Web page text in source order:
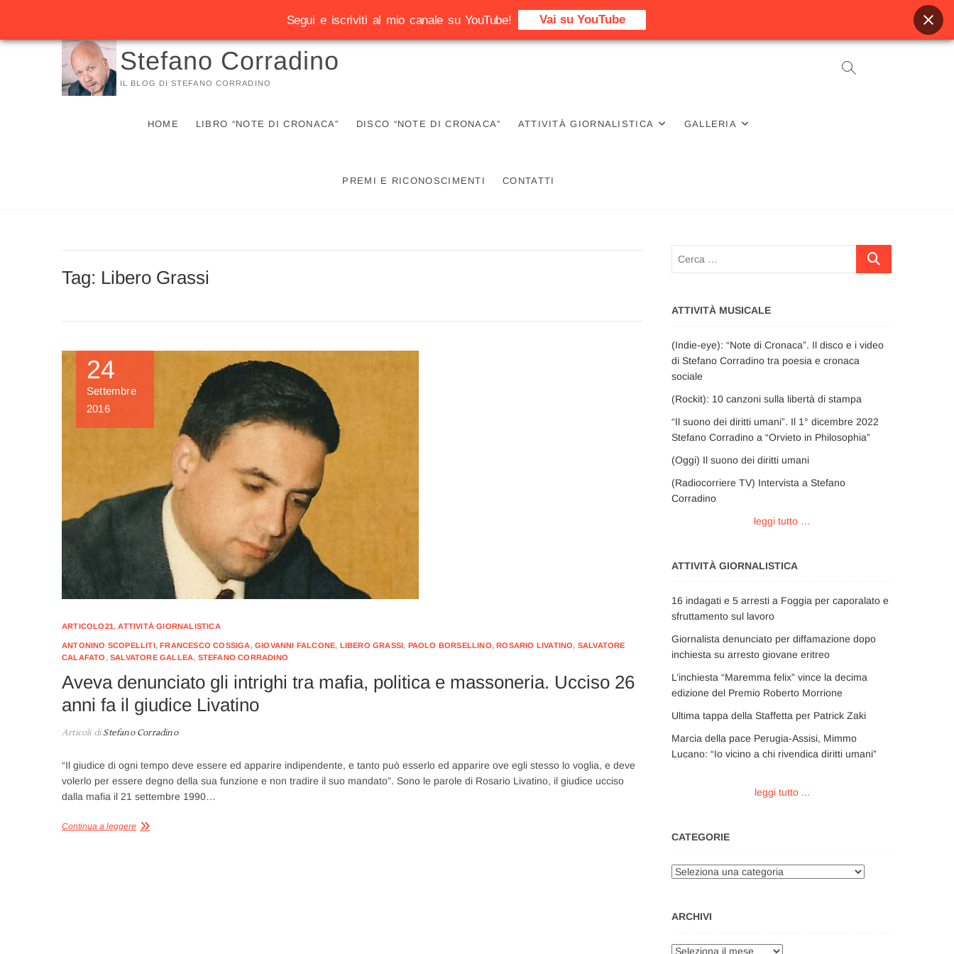
Vai
Stefano Corradino
IL BLOG DI STEFANO CORRADINO
HOME LIBRO “NOTE DI CRONACA” DISCO “NOTE DI CRONACA” ATTIVITÀ GIORNALISTICA GALLERIA
PREMI E RICONOSCIMENTI CONTATTI
Tag: Libero Grassi
24
Settembre
2016
ARTICOLO21,ATTIVITÀ GIORNALISTICA
ANTONINO SCOPELLITI,FRANCESCO COSSIGA,GIOVANNI FALCONE, LIBERO GRASSI, PAOLO BORSELLINO,ROSARIO LIVATINO, SALVATORE
CALAFATO ,SALVATORE GALLEA, STEFANO CORRADINO
Aveva denunciato gli intrighi tra mafia, politica e massoneria. Ucciso 26
anni fa il giudice Livatino
Articoli diStefano Corradino
“Il giudice di ogni tempo deve essere ed apparire indipendente, e tanto può esserlo ed apparire ove egli stesso lo voglia, e deve
volerlo per essere degno della sua funzione e non tradire il suo mandato”. Sono le parole di Rosario Livatino, il giudice ucciso
dalla mafia il 21 settembre 1990…
Continua a leggere
Cerca
ATTIVITÀ MUSICALE
(Indie-eye): “Note di Cronaca”. Il disco e i video
di Stefano Corradino tra poesia e cronaca
sociale
(Rockit): 10 canzoni sulla libertà di stampa
“Il suono dei diritti umani”. Il 1° dicembre 2022
Stefano Corradino a “Orvieto in Philosophia”
(Oggi) Il suono dei diritti umani
(Radiocorriere TV) Intervista a Stefano
Corradino
leggi tutto …
ATTIVITÀ GIORNALISTICA
16 indagati e 5 arresti a Foggia per caporalato e
sfruttamento sul lavoro
Giornalista denunciato per diffamazione dopo
inchiesta su arresto giovane eritreo
L’inchiesta “Maremma felix” vince la decima
edizione del Premio Roberto Morrione
Ultima tappa della Staffetta per Patrick Zaki
Marcia della pace Perugia-Assisi, Mimmo
Lucano: “Io vicino a chi rivendica diritti umani”
leggi tutto ...
CATEGORIE
Categorie
ARCHIVI
Archivi
Segui e iscriviti al mio canale su YouTube! Vai su YouTube